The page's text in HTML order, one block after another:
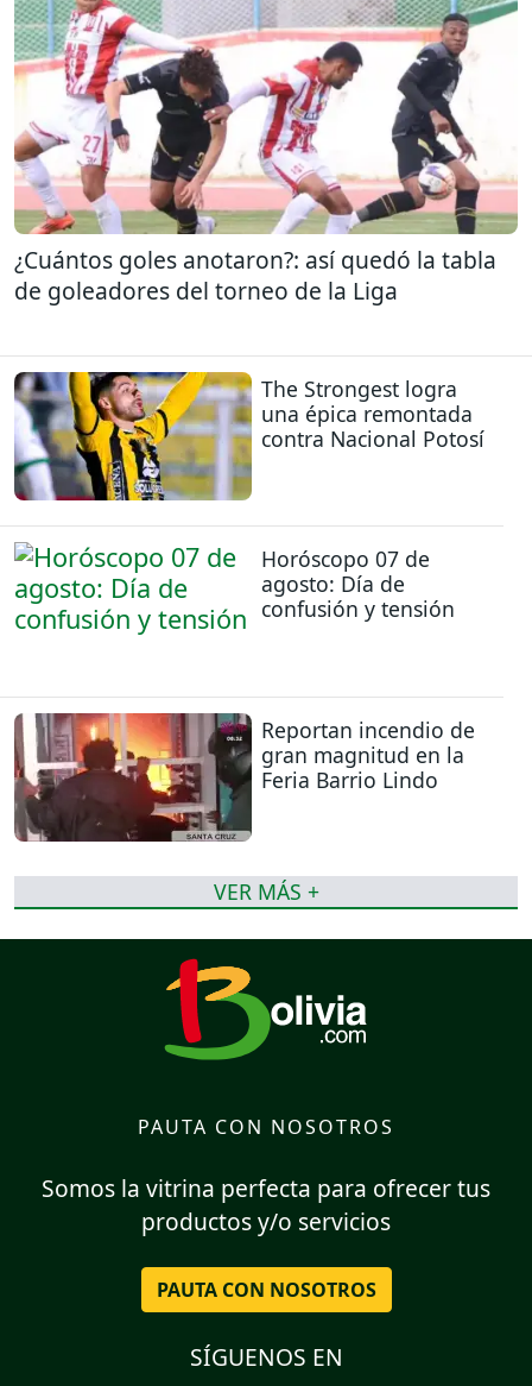
¿Cuántos goles anotaron?: así quedó la tabla
de goleadores del torneo de la Liga
The Strongest logra
una épica remontada
contra Nacional Potosí
Horóscopo 07 de
agosto: Día de
confusión y tensión
Reportan incendio de
gran magnitud en la
Feria Barrio Lindo
VER MÁS +
PAUTA CON NOSOTROS
Somos la vitrina perfecta para ofrecer tus
productos y/o servicios
PAUTA CON NOSOTROS
SÍGUENOS EN